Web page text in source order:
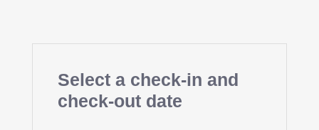
Select a check-in and
check-out date